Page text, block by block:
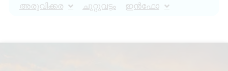
അരുവിക്കര ചുറ്റുവട്ടം ഇൻഫോ